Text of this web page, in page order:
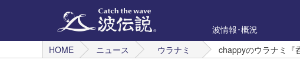
波情報･概況
HOME
ニュース ウラナミ chappyのウラナミ『